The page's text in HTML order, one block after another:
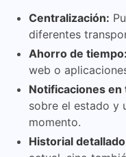
Centralización:
diferentes
Ahorro de tiempo:
web o
Notificaciones en
sobre el estado y
momento.
Historial